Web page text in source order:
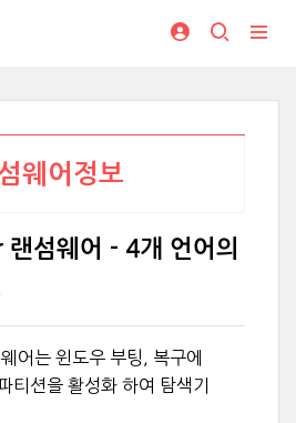
웨어정보
섬웨어 - 4개 언어의
어는 윈도우 부팅, 복구에
티션을 활성화 하여 탐색기